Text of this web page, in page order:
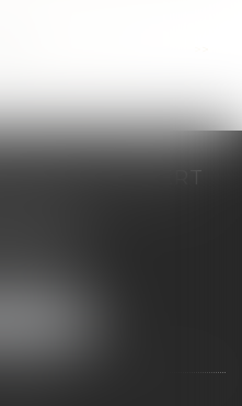
VALLET LAMBERT